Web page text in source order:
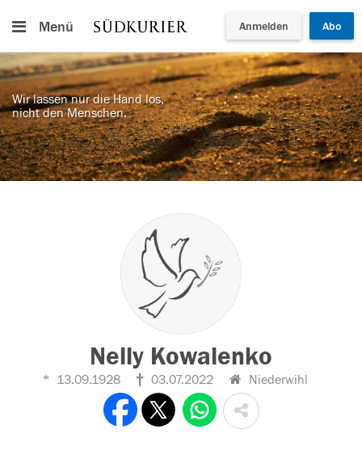
Menü Anmelden Abo
Wir lassen nur die Hand los,
nicht den Menschen.
Nelly Kowalenko
13.09.1928 03.07.2022 Niederwihl